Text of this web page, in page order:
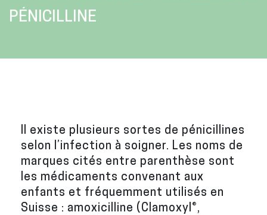
PÉNICILLINE
Il existe plusieurs sortes de pénicillines
selon l’infection à soigner. Les noms de
marques cités entre parenthèse sont
les médicaments convenant aux
enfants et fréquemment utilisés en
Suisse : amoxicilline (Clamoxyl®,